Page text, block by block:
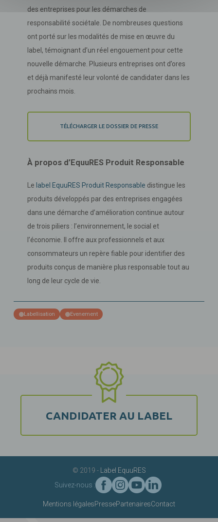
des entreprises pour les démarches de
responsabilité sociétale. De nombreuses questions
ont porté sur les modalités de mise en œuvre du
label, témoignant d’un réel engouement pour cette
nouvelle démarche. Plusieurs entreprises ont d’ores
et déjà manifesté leur volonté de candidater dans les
prochains mois.
TÉLÉCHARGER LE DOSSIER DE PRESSE
À propos d’EquuRES Produit Responsable
Le label EquuRES Produit Responsable distingue les
produits développés par des entreprises engagées
dans une démarche d’amélioration continue autour
de trois piliers : l’environnement, le social et
l’économie. Il offre aux professionnels et aux
consommateurs un repère fiable pour identifier des
produits conçus de manière plus responsable tout au
long de leur cycle de vie.
Labellisation Evenement
CANDIDATER AU LABEL
© 2019 -
Label EquuRES
Suivez-nous :
Mentions légalesPressePartenairesContact